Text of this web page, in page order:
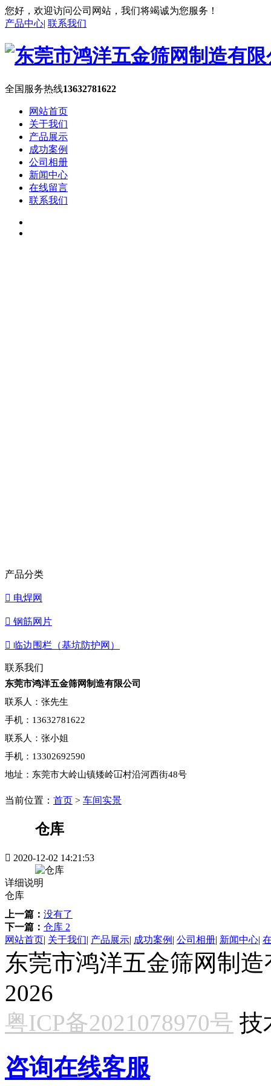
您好，欢迎访问公司网站，我们将竭诚为您服务！
产品中心| 联系我们
全国服务热线13632781622
网站首页
关于我们
产品展示
成功案例
公司相册
新闻中心
在线留言
联系我们
产品分类
 电焊网
 钢筋网片
 临边围栏（基坑防护网）
联系我们
东莞市鸿洋五金筛网制造有限公司
联系人：张先生
手机：13632781622
联系人：张小姐
手机：13302692590
地址：东莞市大岭山镇矮岭冚村沿河西街48号
当前位置： 首页 > 车间实景
仓库
 2020-12-02 14:21:53
详细说明
仓库
上一篇： 没有了
下一篇： 仓库 2
网站首页| 关于我们| 产品展示| 成功案例 | 公司相册| 新闻中心|
东莞市鸿洋五金筛网制
2026
粤ICP备2021078970号 技
咨询在线客服